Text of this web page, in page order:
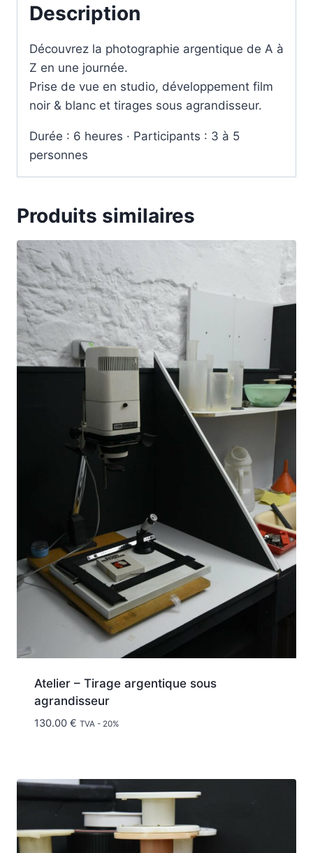
Description
Découvrez la photographie argentique de A à
Z en une journée.
Prise de vue en studio, développement film
noir & blanc et tirages sous agrandisseur.
Durée : 6 heures · Participants : 3 à 5
personnes
Produits similaires
Atelier – Tirage argentique sous
agrandisseur
130.00 € TVA - 20%